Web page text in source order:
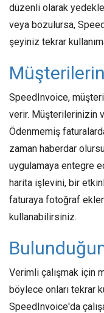
düzenli olarak
veya bozulursa,
şeyiniz tekrar
SpeedInvoice,
verir. Müşterilerinizin
Ödenmemiş
zaman haberdar
uygulamaya entegre
harita işlevini, bir
faturaya fotoğraf
kullanabilirsiniz.
Verimli çalışmak için
böylece onları tekrar
SpeedInvoice'da